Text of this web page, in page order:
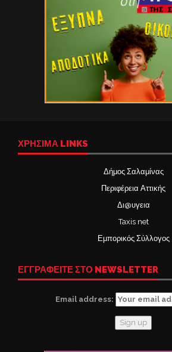
ΧΡΉΣΙΜΑ LINKS
Δήμος Σαλαμίνας
Περιφέρεια Αττικής
Δι@υγεια
Taxis net
Εμπορικός Σύλλογος
ΕΓΓΡΑΦΕΙΤΕ ΣΤΟ NEWSLETTER
Email address: